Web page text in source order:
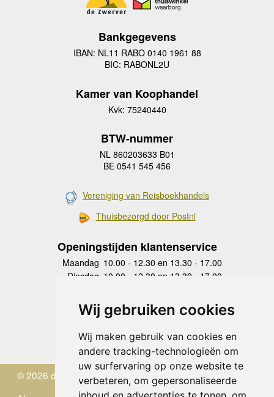
Wij gebruiken cookies
Wij maken gebruik van cookies en
andere tracking-technologieën om
uw surfervaring op onze website te
verbeteren, om gepersonaliseerde
Bankgegevens
IBAN: NL11 RABO 0140 1961 88
BIC: RABONL2U
Kamer van Koophandel
Kvk: 75240440
BTW-nummer
NL 860203633 B01
BE 0541 545 456
Vereniging van Reisboekhandels
Thuisbezorgd door Postnl
Openingstijden klantenservice
Maandag 10.00 - 12.30 en 13.30 - 17.00
Dinsdag 10.00 - 12.30 en 13.30 - 17.00
Donderdag
10.00 - 12.30 en 13.30 - 17.00
Vrijdag 10.00 - 12.30 en 13.30 - 17.00
Zaterdag
gesloten
Zondag gesloten
© 2026 de Zwerver